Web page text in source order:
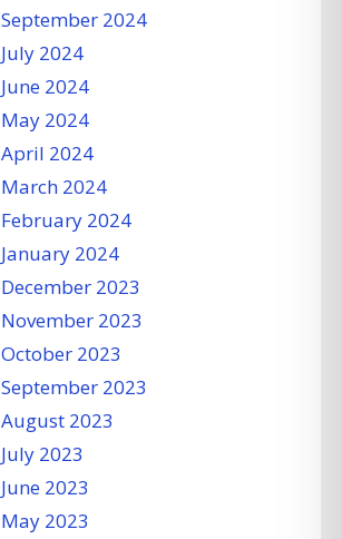
September 2024
July 2024
June 2024
May 2024
April 2024
March 2024
February 2024
January 2024
December 2023
November 2023
October 2023
September 2023
August 2023
July 2023
June 2023
May 2023